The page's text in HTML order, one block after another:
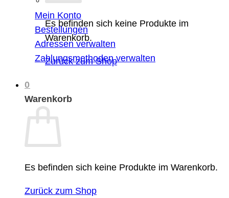
Es befinden sich keine Produkte im
Warenkorb.
Zurück zum Shop
0
Warenkorb
Es befinden sich keine Produkte im Warenkorb.
Zurück zum Shop
Mein Konto
Bestellungen
Adressen verwalten
Zahlungsmethoden verwalten